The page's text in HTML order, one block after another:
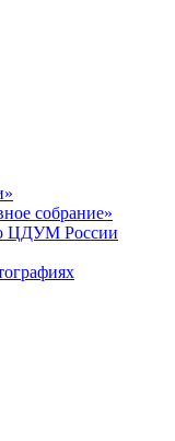
собрание»
о ЦДУМ России